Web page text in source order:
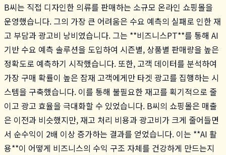
B씨는 직접 디자인한 의류를 판매하는 소규모 온라인 쇼핑몰을
운영했습니다. 그의 가장 큰 어려움은 수요 예측의 실패로 인한 재
고 부담과 광고비 낭비였습니다. 그는 **비즈니스PT**를 통해 AI
기반 수요 예측 솔루션을 도입하여 시즌별, 상품별 판매량을 높은
정확도로 예측하기 시작했습니다. 또한, 고객 데이터를 분석하여
가장 구매 확률이 높은 잠재 고객에게만 타겟 광고를 집행하는 시
스템을 구축했습니다. 이를 통해 불필요한 재고를 획기적으로 줄
이고 광고 효율을 극대화할 수 있었습니다. B씨의 쇼핑몰은 매출
은 이전과 비슷했지만, 재고 처리 비용과 광고비가 크게 줄어들면
서 순수익이 2배 이상 증가하는 결과를 얻었습니다. 이는 **AI 활
용**이 어떻게 비즈니스의 수익 구조 자체를 건강하게 만드는지